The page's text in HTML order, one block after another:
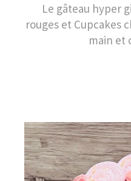
Le gâteau hyper
rouges et Cupcakes
main et